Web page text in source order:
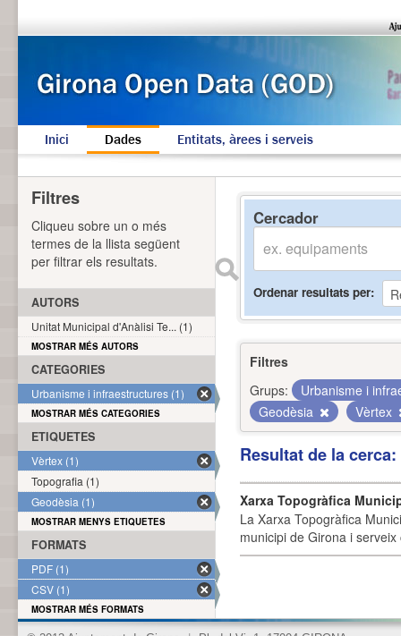
Inici Dades Entitats, àrees i serveis
Cercador
Ordenar resultats per
Filtres
Grups:
Urbanisme i
Geodèsia
Vèrtex
Resultat de la
Xarxa Topogràfica
La Xarxa Topogràfica
municipi de Girona i
Filtres
Cliqueu sobre un o més
termes de la llista següent
per filtrar els resultats.
AUTORS
Unitat Municipal d'Anàlisi Te... (1)
MOSTRAR MÉS AUTORS
CATEGORIES
Urbanisme i infraestructures (1)
MOSTRAR MÉS CATEGORIES
ETIQUETES
Vèrtex (1)
Topografia (1)
Geodèsia (1)
MOSTRAR MENYS ETIQUETES
FORMATS
PDF (1)
CSV (1)
MOSTRAR MÉS FORMATS